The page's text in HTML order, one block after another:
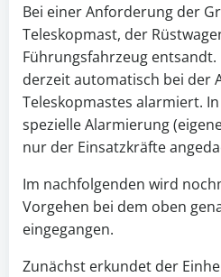
Bei einer Anforderung der
Teleskopmast, der
Führungsfahrzeug
derzeit automatisch bei der
Teleskopmastes alarmiert.
spezielle Alarmierung
nur der Einsatzkräfte
Im nachfolgenden wird
Vorgehen bei dem oben
eingegangen.
Zunächst erkundet der